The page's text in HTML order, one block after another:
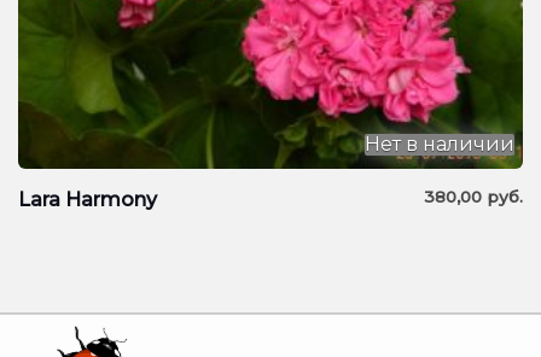
Lara Harmony 380,00 руб.
Нет в наличии